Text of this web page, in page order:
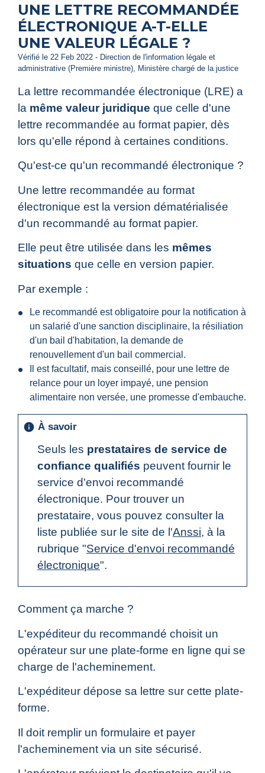
UNE LETTRE RECOMMANDÉE
ÉLECTRONIQUE A-T-ELLE
UNE VALEUR LÉGALE ?
Vérifié le 22 Feb 2022 - Direction de l'information légale et
administrative (Première ministre), Ministère chargé de la justice
La lettre recommandée électronique (LRE) a
la même valeur juridique que celle d'une
lettre recommandée au format papier, dès
lors qu'elle répond à certaines conditions.
Qu'est-ce qu'un recommandé électronique ?
Une lettre recommandée au format
électronique est la version dématérialisée
d'un recommandé au format papier.
Elle peut être utilisée dans les mêmes
situations que celle en version papier.
Par exemple :
Le recommandé est obligatoire pour la notification à
un salarié d'une sanction disciplinaire, la résiliation
d'un bail d'habitation, la demande de
renouvellement d'un bail commercial.
Il est facultatif, mais conseillé, pour une lettre de
relance pour un loyer impayé, une pension
alimentaire non versée, une promesse d'embauche.
info À savoir
Seuls les prestataires de service de
confiance qualifiés peuvent fournir le
service d'envoi recommandé
électronique. Pour trouver un
prestataire, vous pouvez consulter la
liste publiée sur le site de l'Anssi, à la
rubrique "Service d'envoi recommandé
électronique".
Comment ça marche ?
L'expéditeur du recommandé choisit un
opérateur sur une plate-forme en ligne qui se
charge de l'acheminement.
L'expéditeur dépose sa lettre sur cette plate-
forme.
Il doit remplir un formulaire et payer
l'acheminement via un site sécurisé.